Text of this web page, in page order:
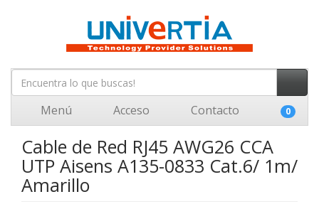
Menú Acceso Contacto 0
Cable de Red RJ45 AWG26 CCA
UTP Aisens A135-0833 Cat.6/ 1m/
Amarillo